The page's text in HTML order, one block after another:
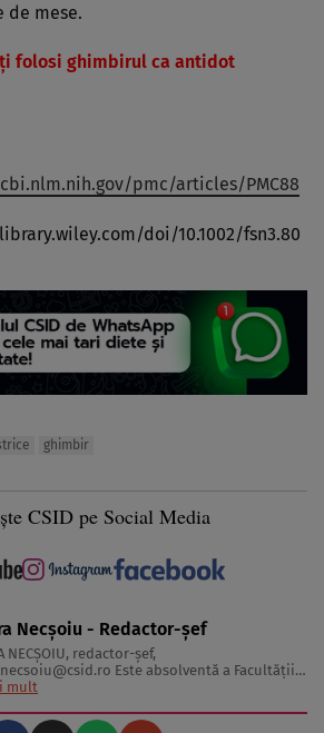
mese.
folosi ghimbirul ca antidot
pmc/articles/PMC88
doi/10.1002/fsn3.80
ghimbir
CSID pe Social Media
Necșoiu - Redactor-șef
NECŞOIU, redactor-șef,
Este absolventă a Facultăţii
şi Ştiinţele Comunicării şi deţine o diplomă
scrie şi nu se vede făcând altceva, acesta fiind
mult